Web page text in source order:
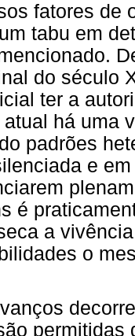
fatores de
tabu em
do século
ter a
há uma
padrões
e
é
a
o